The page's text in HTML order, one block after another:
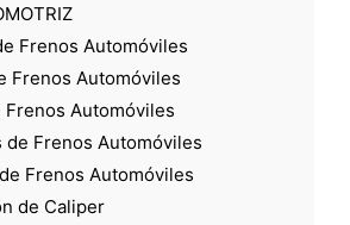
Frenos Automóviles
Frenos Automóviles
Frenos Automóviles
de Frenos Automóviles
Frenos Automóviles
de Caliper